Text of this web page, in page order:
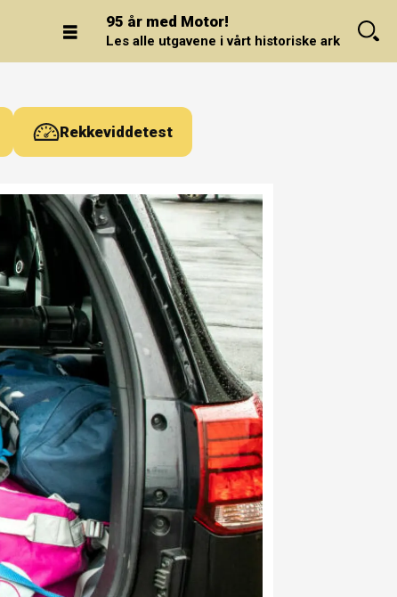
95 år med Motor!
Les alle utgavene i vårt historiske arkiv.
Rekkeviddetest